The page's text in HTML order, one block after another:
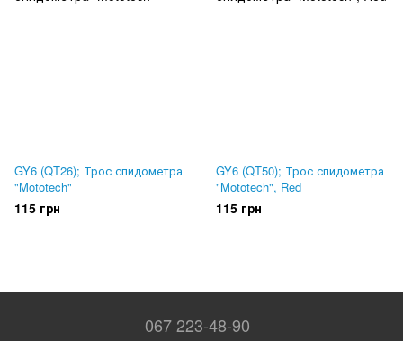
GY6 (QT26); Трос спидометра
"Mototech"
115 грн
GY6 (QT50); Трос спидометра
"Mototech", Red
115 грн
067 223-48-90